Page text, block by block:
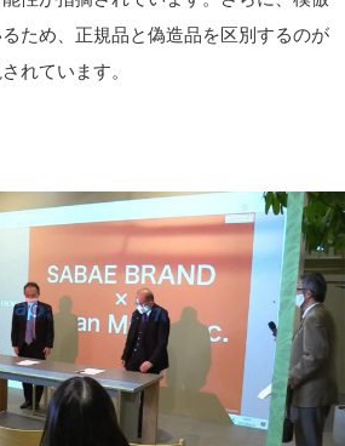
ため、正規品と偽造品を区別するのが
れています。